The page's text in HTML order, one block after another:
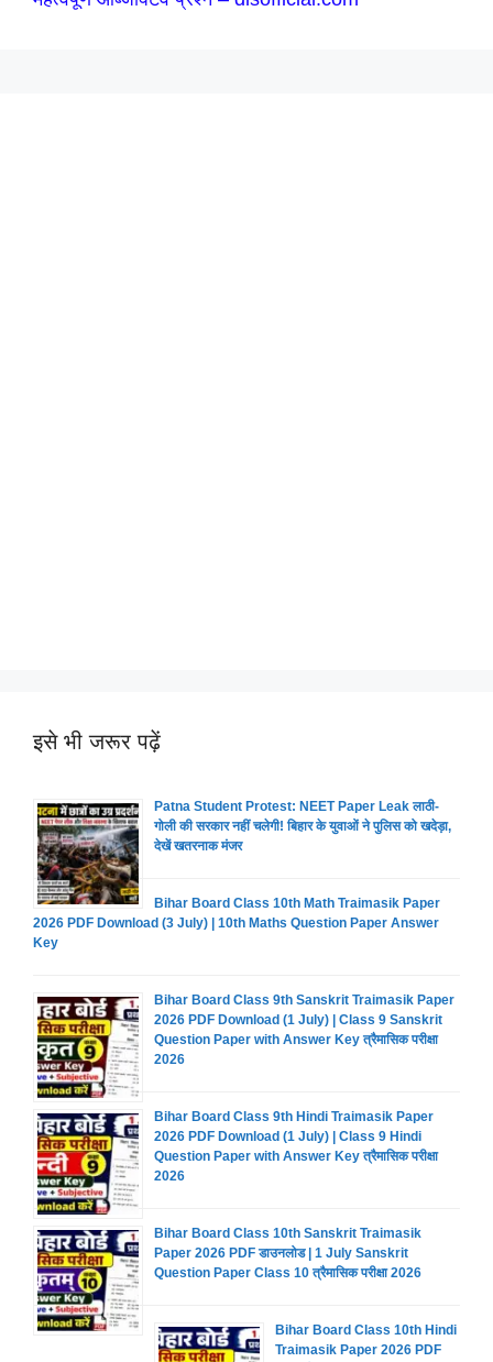
इसे भी जरूर पढ़ें
Patna Student Protest: NEET Paper Leak लाठी-
गोली की सरकार नहीं चलेगी! बिहार के युवाओं ने पुलिस को खदेड़ा,
देखें खतरनाक मंजर
Bihar Board Class 10th Math Traimasik Paper
2026 PDF Download (3 July) | 10th Maths Question Paper Answer
Key
Bihar Board Class 9th Sanskrit Traimasik Paper
2026 PDF Download (1 July) | Class 9 Sanskrit
Question Paper with Answer Key त्रैमासिक परीक्षा
2026
Bihar Board Class 9th Hindi Traimasik Paper
2026 PDF Download (1 July) | Class 9 Hindi
Question Paper with Answer Key त्रैमासिक परीक्षा
2026
Bihar Board Class 10th Sanskrit Traimasik
Paper 2026 PDF डाउनलोड | 1 July Sanskrit
Question Paper Class 10 त्रैमासिक परीक्षा 2026
Bihar Board Class 10th Hindi
Traimasik Paper 2026 PDF